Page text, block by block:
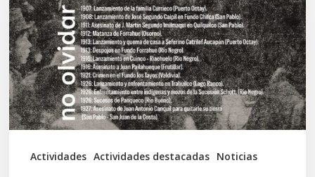
Actividades Actividades destacadas Noticias
a
través
del
arte
las
tensiones
documentales